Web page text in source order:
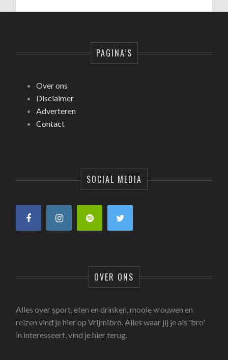
PAGINA’S
Over ons
Disclaimer
Adverteren
Contact
SOCIAL MEDIA
OVER ONS
Alles over sport, eten en drinken, mooie vrouwen en
reizen vind je hier op Vrijmibro. Alles waar jij je als 'bro'
in interesseert, vind je hier terug.